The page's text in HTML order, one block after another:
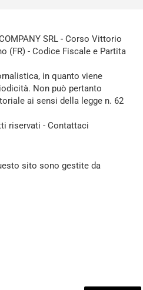
SRL - Corso Vittorio
(FR) - Codice Fiscale e Partita
in quanto viene
Non può pertanto
ai sensi della legge n. 62
riservati - Contattaci
sito sono gestite da